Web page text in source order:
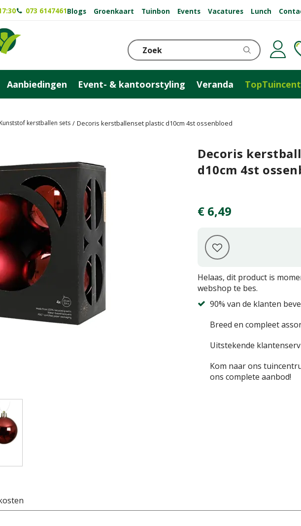
Kunststof kerstballen sets Decoris kerstballenset plastic d10cm 4st ossenbloed
073 6147461Blogs Groenkaart Tuinbon Events Vacatures Lunch
Aanbiedingen Event- & kantoorstyling Veranda
Decoris
d10cm 4st
€ 6,49
Helaas, dit product is
webshop te bes.
90% van de klanten
Breed en compleet
Uitstekende
Kom naar ons
ons complete aanbod!